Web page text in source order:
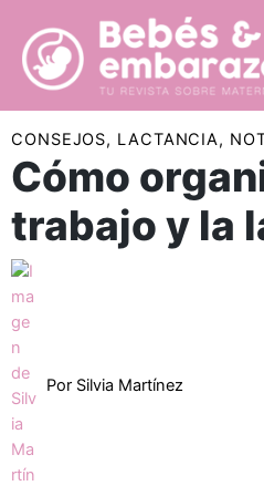
contenido
CONSEJOS, LACTANCIA,
Cómo
trabajo y la
Por Silvia Martínez